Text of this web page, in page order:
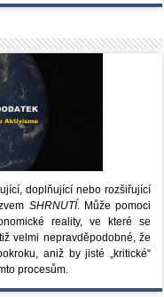
doplňující nebo rozšiřující
SHRNUTÍ. Může pomoci
reality, ve které se
velmi nepravděpodobné, že
aniž by jisté „kritické“
procesům.